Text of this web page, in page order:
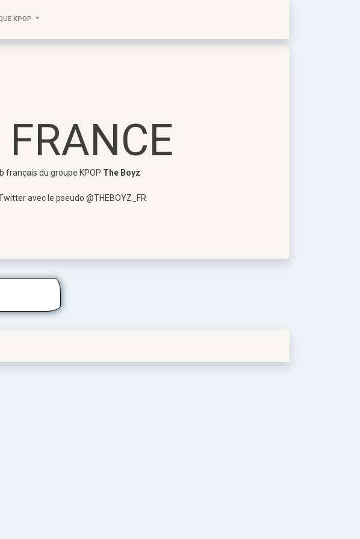
KPOP
français du groupe KPOP The Boyz
avec le pseudo @THEBOYZ_FR